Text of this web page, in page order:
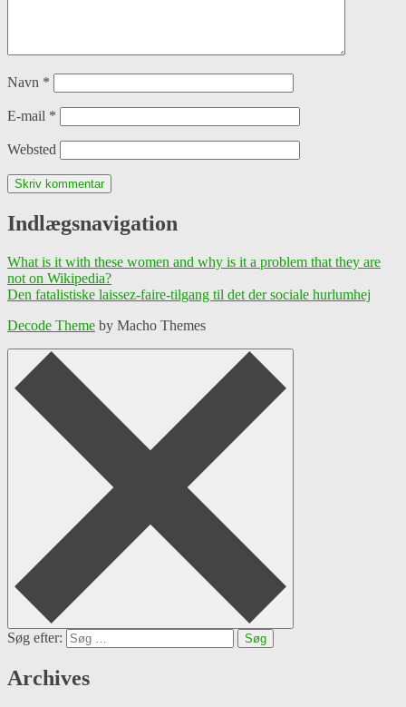
Navn *
E-mail *
Websted
Indlægsnavigation
What is it with these women and why is it a problem that they are
not on Wikipedia?
Den fatalistiske laissez-faire-tilgang til det der sociale hurlumhej
Decode Theme by Macho Themes
Søg efter:
Archives